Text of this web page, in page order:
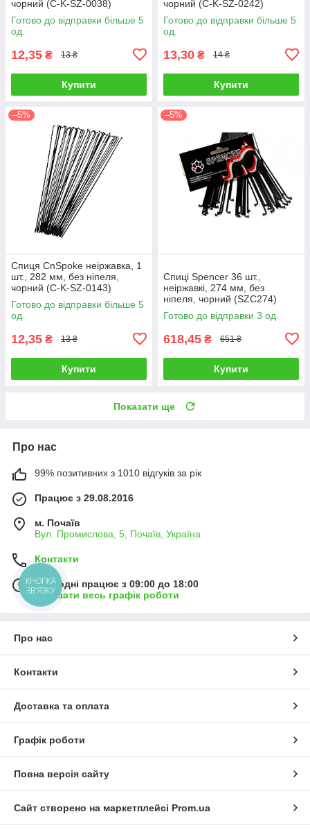
чорний (C-K-SZ-0038)
Готово до відправки більше 5
од.
12,35 ₴ 13 ₴
Купити
чорний (C-K-SZ-0242)
Готово до відправки більше 5
од.
13,30 ₴ 14 ₴
Купити
–5%
Спиця CnSpoke неіржавка, 1
шт., 282 мм, без ніпеля,
чорний (C-K-SZ-0143)
Готово до відправки більше 5
од.
12,35 ₴ 13 ₴
Купити
–5%
Спиці Spencer 36 шт.,
неіржавкі, 274 мм, без
ніпеля, чорний (SZC274)
Готово до відправки 3 од.
618,45 ₴ 651 ₴
Купити
Показати ще
Про нас
99% позитивних з 1010 відгуків за рік
Працює з 29.08.2016
м. Почаїв
Вул. Промислова, 5, Почаїв, Україна
Контакти
Сьогодні працює з 09:00 до 18:00
Показати весь графік роботи
Про нас
Контакти
Доставка та оплата
Графік роботи
Повна версія сайту
Сайт створено на маркетплейсі Prom.ua
КНОПКА
ЗВ'ЯЗКУ